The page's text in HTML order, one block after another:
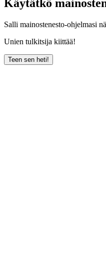
Käytätkö
Salli mainostenesto-ohjelmasi
Unien tulkitsija kiittää!
Teen sen heti!